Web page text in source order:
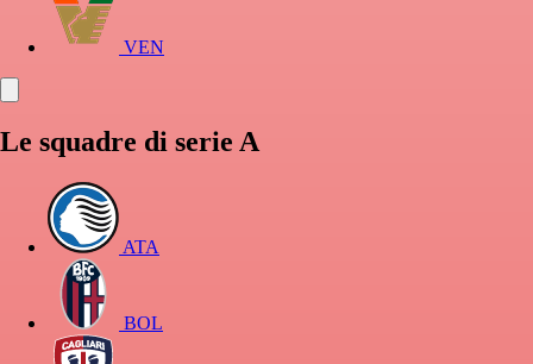
VEN
Le squadre di serie A
ATA
BOL